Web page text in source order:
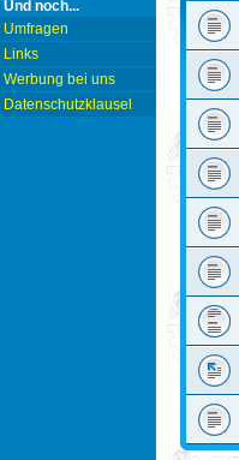
Und noch...
Umfragen
Links
Werbung bei uns
Datenschutzklausel